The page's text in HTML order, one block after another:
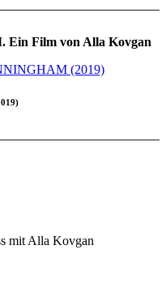
Film von Alla Kovgan
mit Alla Kovgan